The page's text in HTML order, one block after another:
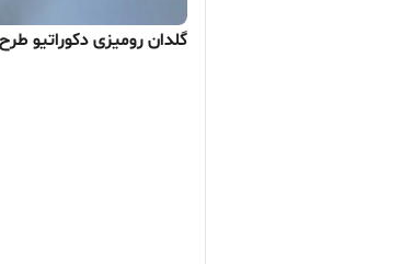
گلدان رومیزی دکوراتیو طرح